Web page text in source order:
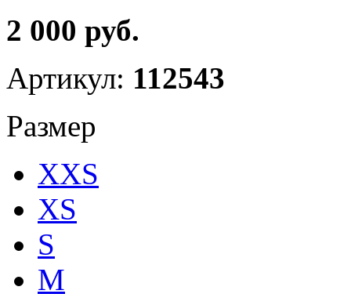
2 000 руб.
Артикул: 112543
Размер
XXS
XS
S
M